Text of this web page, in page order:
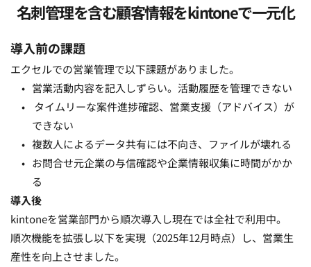
名刺管理を含む顧客情報をkintoneで一元化
導入前の課題
エクセルでの営業管理で以下課題がありました。
営業活動内容を記入しずらい。活動履歴を管理できない
タイムリーな案件進捗確認、営業支援（アドバイス）が
できない
複数人によるデータ共有には不向き、ファイルが壊れる
お問合せ元企業の与信確認や企業情報収集に時間がかか
る
導入後
kintoneを営業部門から順次導入し現在では全社で利用中。
順次機能を拡張し以下を実現（2025年12月時点）し、営業生
産性を向上させました。